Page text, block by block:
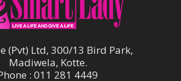
(Pvt) Ltd, 300/13 Bird Park,
Madiwela, Kotte.
: 011 281 4449